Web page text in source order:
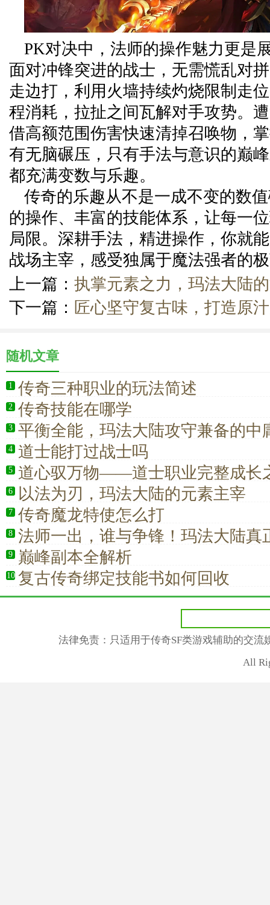
PK对决中，法师的操作魅力更是
面对冲锋突进的战士，无需慌乱对
走边打，利用火墙持续灼烧限制走
程消耗，拉扯之间瓦解对手攻势。
借高额范围伤害快速清掉召唤物，
有无脑碾压，只有手法与意识的巅
都充满变数与乐趣。
传奇的乐趣从不是一成不变的数
的操作、丰富的技能体系，让每一
局限。深耕手法，精进操作，你就
战场主宰，感受独属于魔法强者的
上一篇： 执掌元素之力，玛法大陆
下一篇： 匠心坚守复古味，打造原
随机文章
1 传奇三种职业的玩法简述
2 传奇技能在哪学
3 平衡全能，玛法大陆攻守兼备的中
4 道士能打过战士吗
5 道心驭万物——道士职业完整成长
6 以法为刃，玛法大陆的元素主宰
7 传奇魔龙特使怎么打
8 法师一出，谁与争锋！玛法大陆真
业
9 巅峰副本全解析
10 复古传奇绑定技能书如何回收
法律免责：只适用于传奇SF类游戏辅助的交
All